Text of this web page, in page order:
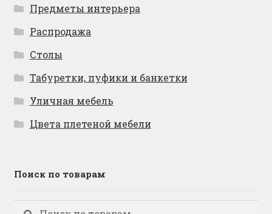
Предметы интерьера
Распродажа
Столы
Табуретки, пуфики и банкетки
Уличная мебель
Цвета плетеной мебели
Поиск по товарам
Искать:
Поиск